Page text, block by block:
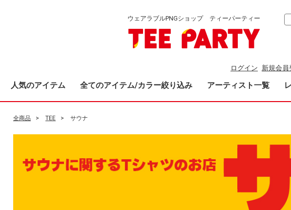
ウェアラブルPNGショップ ティーパーティー
ログイン 新規会員
人気のアイテム 全てのアイテム/カラー絞り込み アーティスト一覧
全商品 TEE サウナ